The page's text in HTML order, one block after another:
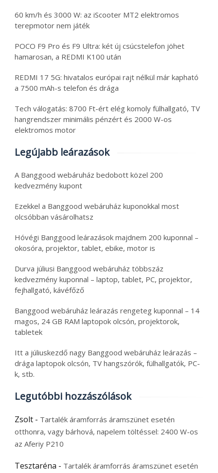
60 km/h és 3000 W: az iScooter MT2 elektromos
terepmotor nem játék
POCO F9 Pro és F9 Ultra: két új csúcstelefon jöhet
hamarosan, a REDMI K100 után
REDMI 17 5G: hivatalos európai rajt nélkül már kapható
a 7500 mAh-s telefon és drága
Tech válogatás: 8700 Ft-ért elég komoly fülhallgató, TV
hangrendszer minimális pénzért és 2000 W-os
elektromos motor
Legújabb leárazások
A Banggood webáruház bedobott közel 200
kedvezmény kupont
Ezekkel a Banggood webáruház kuponokkal most
olcsóbban vásárolhatsz
Hóvégi Banggood leárazások majdnem 200 kuponnal –
okosóra, projektor, tablet, ebike, motor is
Durva júliusi Banggood webáruház többszáz
kedvezmény kuponnal – laptop, tablet, PC, projektor,
fejhallgató, kávéfőző
Banggood webáruház leárazás rengeteg kuponnal – 14
magos, 24 GB RAM laptopok olcsón, projektorok,
tabletek
Itt a júliuskezdő nagy Banggood webáruház leárazás –
drága laptopok olcsón, TV hangszórók, fülhallgatók, PC-
k, stb.
Legutóbbi hozzászólások
Zsolt - Tartalék áramforrás áramszünet esetén
otthonra, vagy bárhová, napelem töltéssel: 2400 W-os
az Aferiy P210
Tesztaréna - Tartalék áramforrás áramszünet esetén